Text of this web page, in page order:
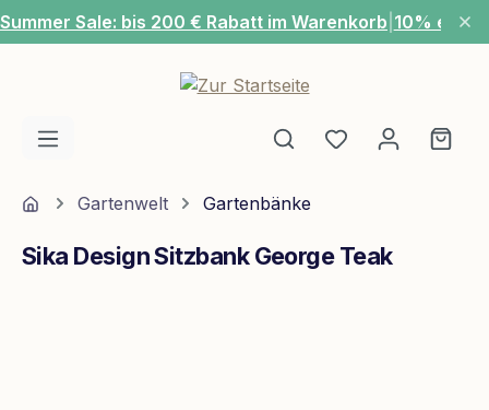
Zum Hauptinhalt springen
Summer Sale: bis 200 € Rabatt im Warenkorb 10% extra
Du hast 0
HomeGartenwelt Gartenbänke
Sika Design Sitzbank George Teak